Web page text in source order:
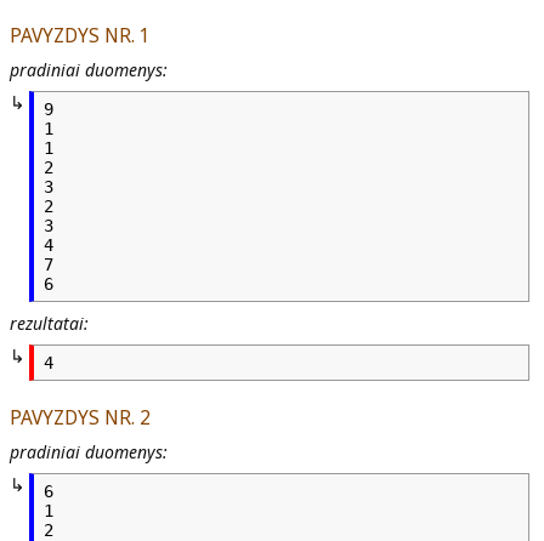
PAVYZDYS NR. 1
pradiniai duomenys:
9
1
1
2
3
2
3
4
7
rezultatai:
PAVYZDYS NR. 2
pradiniai duomenys:
6
1
2